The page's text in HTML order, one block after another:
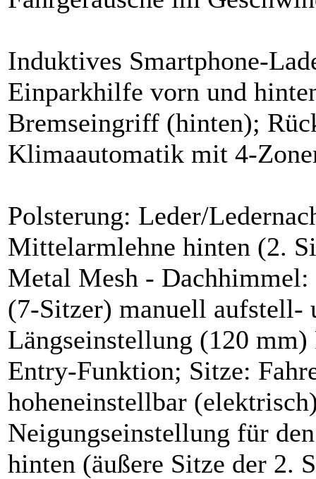
Induktives Smartphone-
Einparkhilfe vorn und
Bremseingriff (hinten);
Klimaautomatik mit 4-
Polsterung: Leder/
Mittelarmlehne hinten (2.
Metal Mesh -
(7-Sitzer) manuell aufstell-
Längseinstellung (120
Entry-Funktion; Sitze:
hoheneinstellbar
Neigungseinstellung für
hinten (äußere Sitze der 2.